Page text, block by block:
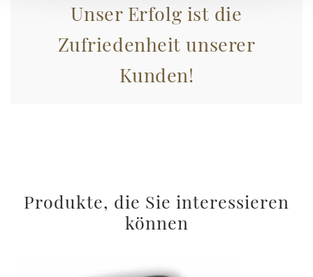
Unser Erfolg ist die
Zufriedenheit unserer
Kunden!
Produkte, die Sie interessieren
können